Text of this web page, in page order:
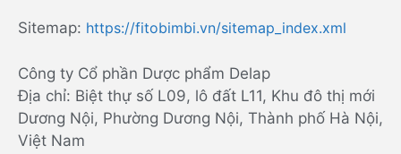
Sitemap: https://fitobimbi.vn/sitemap_index.xml
Công ty Cổ phần Dược phẩm Delap
Địa chỉ: Biệt thự số L09, lô đất L11, Khu đô thị mới
Dương Nội, Phường Dương Nội, Thành phố Hà Nội,
Việt Nam